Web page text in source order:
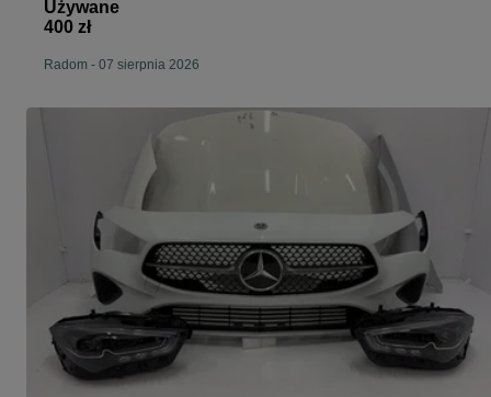
Używane
400 zł
Radom - 07 sierpnia 2026